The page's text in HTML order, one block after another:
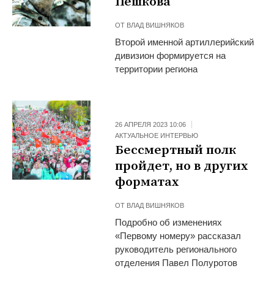
ОТ ВЛАД ВИШНЯКОВ
Второй именной артиллерийский
дивизион формируется на
территории региона
26 АПРЕЛЯ 2023 10:06
АКТУАЛЬНОЕ ИНТЕРВЬЮ
Бессмертный полк
пройдет, но в других
форматах
ОТ ВЛАД ВИШНЯКОВ
Подробно об изменениях
«Первому номеру» рассказал
руководитель регионального
отделения Павел Полуротов